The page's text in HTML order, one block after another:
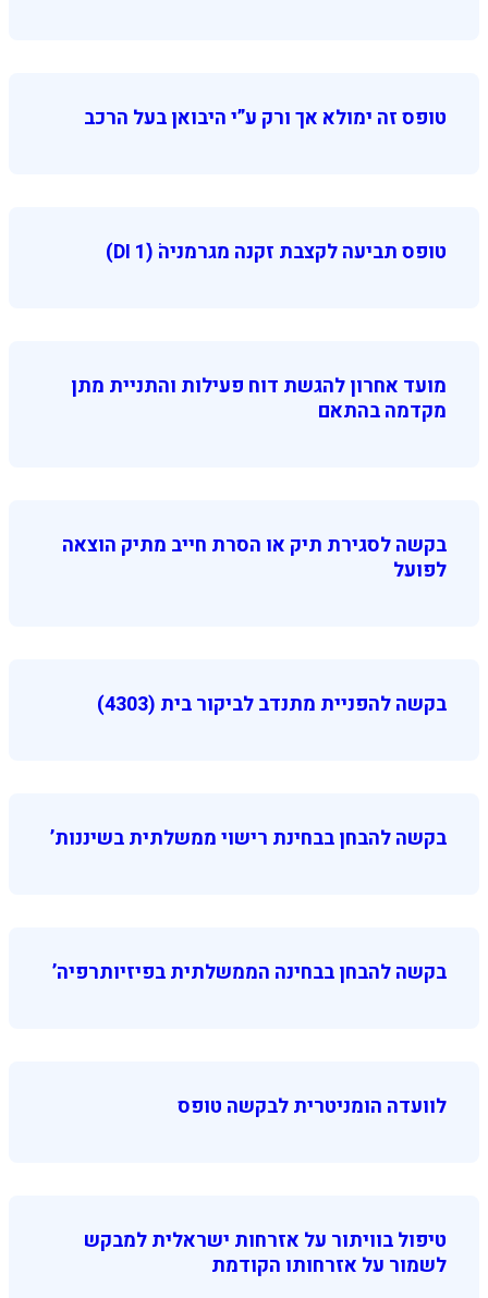
טופס זה ימולא אך ורק ע”י היבואן בעל הרכב
טופס תביעה לקצבת זקנה מגרמניה (DI 1ׁׂ)
מועד אחרון להגשת דוח פעילות והתניית מתן
מקדמה בהתאם
בקשה לסגירת תיק או הסרת חייב מתיק הוצאה
לפועל
בקשה להפניית מתנדב לביקור בית (4303)
בקשה להבחן בבחינת רישוי ממשלתית בשיננות’
בקשה להבחן בבחינה הממשלתית בפיזיותרפיה’
לוועדה הומניטרית לבקשה טופס
טיפול בוויתור על אזרחות ישראלית למבקש
לשמור על אזרחותו הקודמת